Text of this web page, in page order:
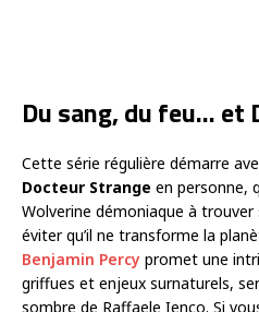
Du sang, du feu… et
Cette série régulière démarre
Docteur Strange en personne,
Wolverine démoniaque à
éviter qu’il ne transforme la
Benjamin Percy promet une
griffues et enjeux surnaturels,
sombre de Raffaele Ienco. Si